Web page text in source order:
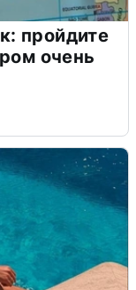
пройдите
очень